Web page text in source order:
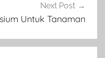
Next Post
Untuk Tanaman